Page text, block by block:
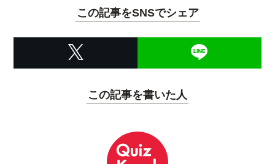
この記事をSNSでシェア
この記事を書いた人